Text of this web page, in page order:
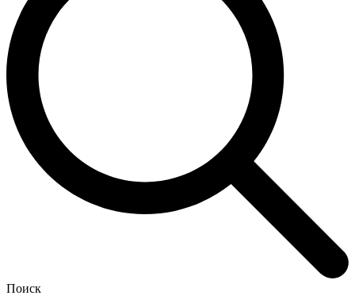
Поиск